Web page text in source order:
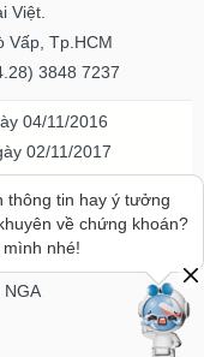
Việt.
Vấp, Tp.HCM
3848 7237
04/11/2016
02/11/2017
20/07/2023
thông TPHCM
NGA
thông tin hay ý tưởng
về chứng khoán?
mình nhé!